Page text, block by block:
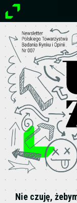
Przejdź
do
Nie czuję,